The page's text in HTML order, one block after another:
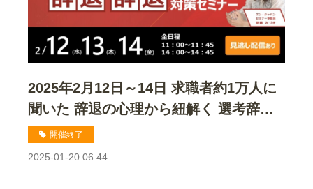
2025年2月12日～14日 求職者約1万人に
聞いた 辞退の心理から紐解く 選考辞
退・内定辞退対策セミナー
開催終了
2025-01-20 06:44